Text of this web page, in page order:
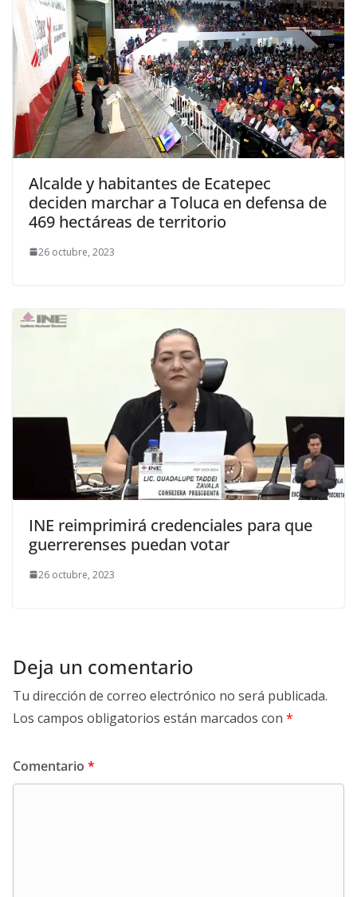
Alcalde y habitantes de Ecatepec
deciden marchar a Toluca en defensa de
469 hectáreas de territorio
26 octubre, 2023
INE reimprimirá credenciales para que
guerrerenses puedan votar
26 octubre, 2023
Deja un comentario
Tu dirección de correo electrónico no será publicada.
Los campos obligatorios están marcados con *
Comentario *